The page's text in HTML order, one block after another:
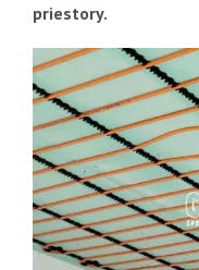
priestory.